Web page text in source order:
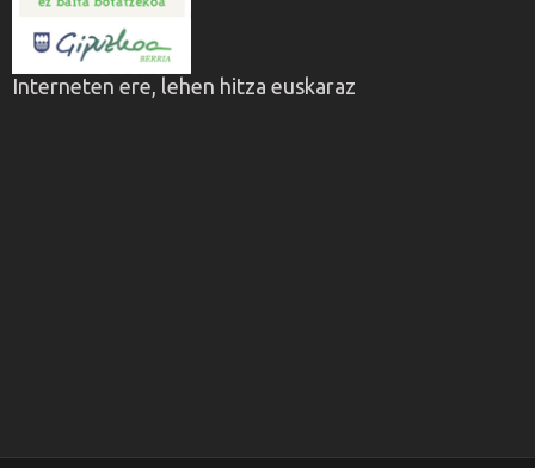
Interneten ere, lehen hitza euskaraz